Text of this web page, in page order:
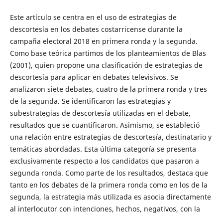
Este artículo se centra en el uso de estrategias de
descortesía en los debates costarricense durante la
campaña electoral 2018 en primera ronda y la segunda.
Como base teórica partimos de los planteamientos de Blas
(2001), quien propone una clasificación de estrategias de
descortesía para aplicar en debates televisivos. Se
analizaron siete debates, cuatro de la primera ronda y tres
de la segunda. Se identificaron las estrategias y
subestrategias de descortesía utilizadas en el debate,
resultados que se cuantificaron. Asimismo, se estableció
una relación entre estrategias de descortesía, destinatario y
temáticas abordadas. Esta última categoría se presenta
exclusivamente respecto a los candidatos que pasaron a
segunda ronda. Como parte de los resultados, destaca que
tanto en los debates de la primera ronda como en los de la
segunda, la estrategia más utilizada es asocia directamente
al interlocutor con intenciones, hechos, negativos, con la